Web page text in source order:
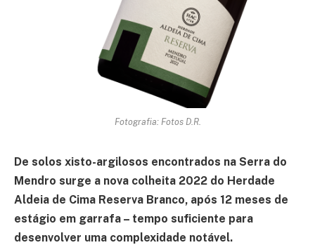
Fotografia: Fotos D.R.
De solos xisto-argilosos encontrados na Serra do
Mendro surge a nova colheita 2022 do Herdade
Aldeia de Cima Reserva Branco, após 12 meses de
estágio em garrafa – tempo suficiente para
desenvolver uma complexidade notável.